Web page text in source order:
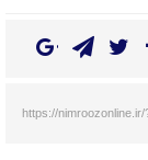
https://nimroozonline.ir/